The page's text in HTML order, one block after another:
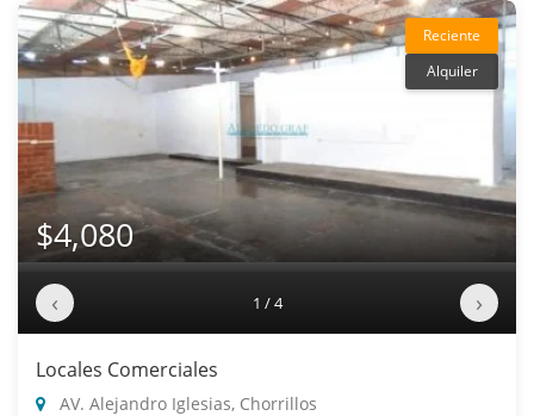
Reciente
Alquiler
$4,080
‹ 1 / 4 ›
Locales Comerciales
AV. Alejandro Iglesias, Chorrillos